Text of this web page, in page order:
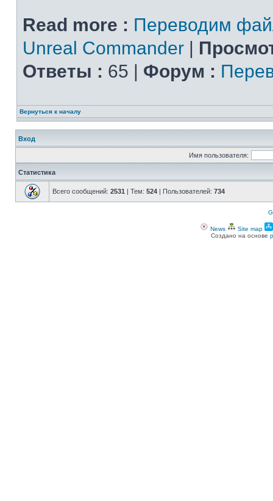
Read more : Переводим
Unreal Commander |
Ответы : 65 | Форум :
Вернуться к началу
Вход
Имя пользователя:
Статистика
Всего сообщений: 2531 | Тем: 524 | Пользователей: 734
News Site map
Создано на основе